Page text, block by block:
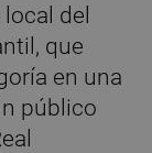
del
que
en una
público